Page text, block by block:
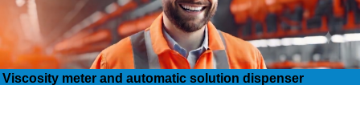
Viscosity meter and automatic solution dispenser